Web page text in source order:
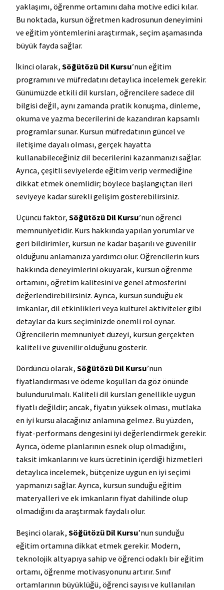
yaklaşımı, öğrenme ortamını daha motive edici kılar.
Bu noktada, kursun öğretmen kadrosunun deneyimini
ve eğitim yöntemlerini araştırmak, seçim aşamasında
büyük fayda sağlar.
İkinci olarak, Söğütözü Dil Kursu’nun eğitim
programını ve müfredatını detaylıca incelemek gerekir.
Günümüzde etkili dil kursları, öğrencilere sadece dil
bilgisi değil, aynı zamanda pratik konuşma, dinleme,
okuma ve yazma becerilerini de kazandıran kapsamlı
programlar sunar. Kursun müfredatının güncel ve
iletişime dayalı olması, gerçek hayatta
kullanabileceğiniz dil becerilerini kazanmanızı sağlar.
Ayrıca, çeşitli seviyelerde eğitim verip vermediğine
dikkat etmek önemlidir; böylece başlangıçtan ileri
seviyeye kadar sürekli gelişim gösterebilirsiniz.
Üçüncü faktör, Söğütözü Dil Kursu’nun öğrenci
memnuniyetidir. Kurs hakkında yapılan yorumlar ve
geri bildirimler, kursun ne kadar başarılı ve güvenilir
olduğunu anlamanıza yardımcı olur. Öğrencilerin kurs
hakkında deneyimlerini okuyarak, kursun öğrenme
ortamını, öğretim kalitesini ve genel atmosferini
değerlendirebilirsiniz. Ayrıca, kursun sunduğu ek
imkanlar, dil etkinlikleri veya kültürel aktiviteler gibi
detaylar da kurs seçiminizde önemli rol oynar.
Öğrencilerin memnuniyet düzeyi, kursun gerçekten
kaliteli ve güvenilir olduğunu gösterir.
Dördüncü olarak, Söğütözü Dil Kursu’nun
fiyatlandırması ve ödeme koşulları da göz önünde
bulundurulmalı. Kaliteli dil kursları genellikle uygun
fiyatlı değildir; ancak, fiyatın yüksek olması, mutlaka
en iyi kursu alacağınız anlamına gelmez. Bu yüzden,
fiyat-performans dengesini iyi değerlendirmek gerekir.
Ayrıca, ödeme planlarının esnek olup olmadığını,
taksit imkanlarını ve kurs ücretinin içerdiği hizmetleri
detaylıca incelemek, bütçenize uygun en iyi seçimi
yapmanızı sağlar. Ayrıca, kursun sunduğu eğitim
materyalleri ve ek imkanların fiyat dahilinde olup
olmadığını da araştırmak faydalı olur.
Beşinci olarak, Söğütözü Dil Kursu’nun sunduğu
eğitim ortamına dikkat etmek gerekir. Modern,
teknolojik altyapıya sahip ve öğrenci odaklı bir eğitim
ortamı, öğrenme motivasyonunu artırır. Sınıf
ortamlarının büyüklüğü, öğrenci sayısı ve kullanılan